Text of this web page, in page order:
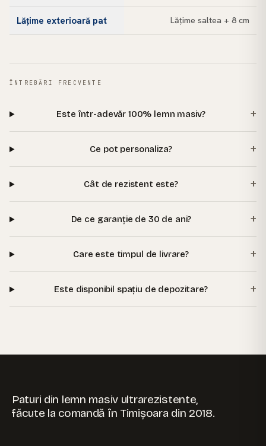
Lățime exterioară pat Lățime saltea + 8 cm
ÎNTREBĂRI FRECVENTE
Este într-adevăr 100% lemn masiv? +
Ce pot personaliza? +
Cât de rezistent este? +
De ce garanție de 30 de ani? +
Care este timpul de livrare? +
Este disponibil spațiu de depozitare? +
Paturi din lemn masiv ultrarezistente,
făcute la comandă în Timișoara din 2018.